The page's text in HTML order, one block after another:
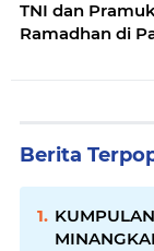
TNI dan
Ramadhan di
Berita